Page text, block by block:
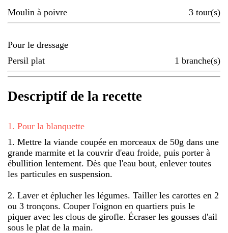
Moulin à poivre 3 tour(s)
Pour le dressage
Persil plat
1 branche(s)
Descriptif de la recette
1 . Pour la blanquette
1. Mettre la viande coupée en morceaux de 50g dans une
grande marmite et la couvrir d'eau froide, puis porter à
ébullition lentement. Dès que l'eau bout, enlever toutes
les particules en suspension.
2. Laver et éplucher les légumes. Tailler les carottes en 2
ou 3 tronçons. Couper l'oignon en quartiers puis le
piquer avec les clous de girofle. Écraser les gousses d'ail
sous le plat de la main.